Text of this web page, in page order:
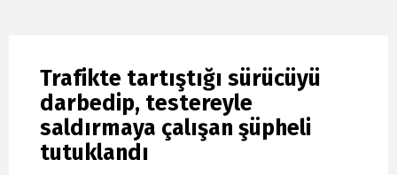
Trafikte tartıştığı sürücüyü
darbedip, testereyle
saldırmaya çalışan şüpheli
tutuklandı